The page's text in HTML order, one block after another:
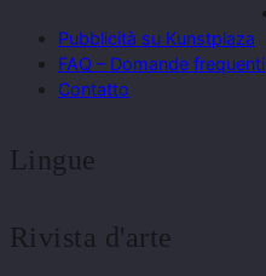
Pubblicità su Kunstplaza
FAQ – Domande frequenti
Contatto
Lingue
Rivista d'arte